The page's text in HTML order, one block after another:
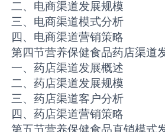
二、电商渠道发展规模
三、电商渠道模式分析
四、电商渠道营销策略
第四节营养保健食品药店渠道
一、药店渠道发展概述
二、药店渠道发展规模
三、药店渠道客户分析
四、药店渠道营销策略
第五节营养保健食品直销模式